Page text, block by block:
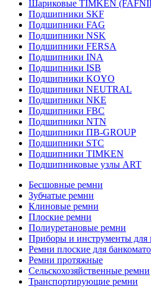
Шариковые ТІMKEN
Подшипники SKF
Подшипники FAG
Подшипники NSK
Подшипники FERSA
Подшипники INA
Подшипники ISB
Подшипники KOYO
Подшипники NEUTRAL
Подшипники NKE
Подшипники FBC
Подшипники NTN
Подшипники ПВ-GROUP
Подшипники STC
Подшипники TIMKEN
Подшипниковые узлы ART
Бесшовные ремни
Зубчатые ремни
Клиновые ремни
Плоские ремни
Полиуретановые ремни
Приборы и инструменты для
Ремни плоские для
Ремни протяжные
Сельскохозяйственные ремни
Транспортирующие ремни